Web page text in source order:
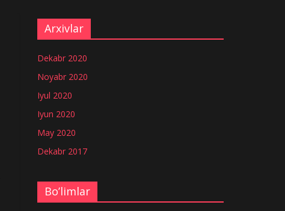
Arxivlar
Dekabr 2020
Noyabr 2020
Iyul 2020
Iyun 2020
May 2020
Dekabr 2017
Bo’limlar